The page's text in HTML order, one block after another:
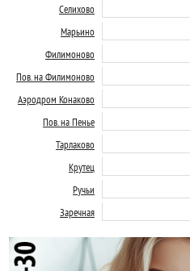
Селихово
Марьино
Филимоново
Пов. на Филимоново
Аэродром Конаково
Пов. на Пенье
Тарлаково
Крутец
Ручьи
Заречная